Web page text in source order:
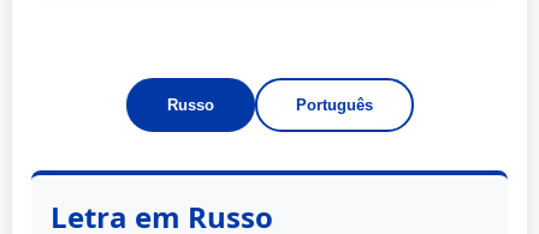
Russo Português
Letra em Russo